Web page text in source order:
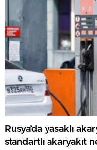
Rusya’da yasaklı
standartlı akaryakıt